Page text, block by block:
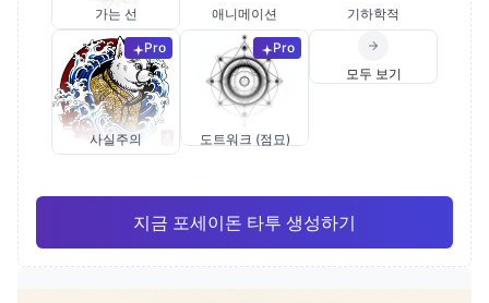
가는 선 애니메이션 기하학적
Pro
사실주의
Pro
도트워크 (점묘)
모두 보기
지금 포세이돈 타투 생성하기